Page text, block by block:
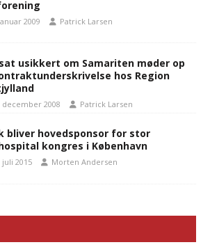
2009 Patrick Larsen
usikkert om Samariten møder op
hos Region
december 2008 Patrick Larsen
bliver hovedsponsor for stor
kongres i København
juli 2015 Morten Andersen